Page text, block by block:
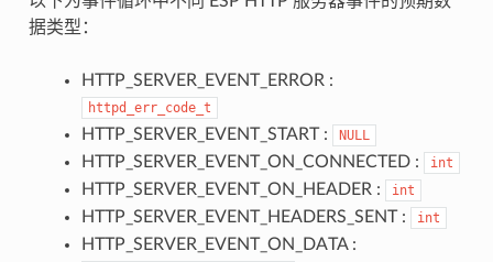
据类型：
HTTP_SERVER_EVENT_ERROR :
httpd_err_code_t
HTTP_SERVER_EVENT_START : NULL
HTTP_SERVER_EVENT_ON_CONNECTED : int
HTTP_SERVER_EVENT_ON_HEADER : int
HTTP_SERVER_EVENT_HEADERS_SENT : int
HTTP_SERVER_EVENT_ON_DATA :